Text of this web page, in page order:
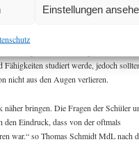
Einstellungen
der Landtagspräsident an die
Fähigkeiten studiert werde, jedoch
nicht aus den Augen verlieren.
bringen. Die Fragen der Schüler
den Eindruck, dass von der oftmals
war.“ so Thomas Schmidt MdL nach